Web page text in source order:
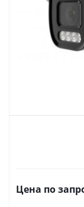
Цена по